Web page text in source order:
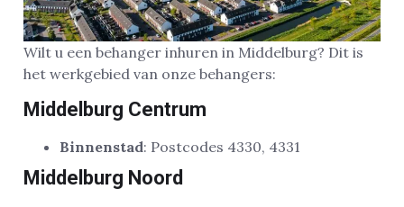
Wilt u een behanger inhuren in Middelburg? Dit is
het werkgebied van onze behangers:
Middelburg Centrum
Binnenstad: Postcodes 4330, 4331
Middelburg Noord